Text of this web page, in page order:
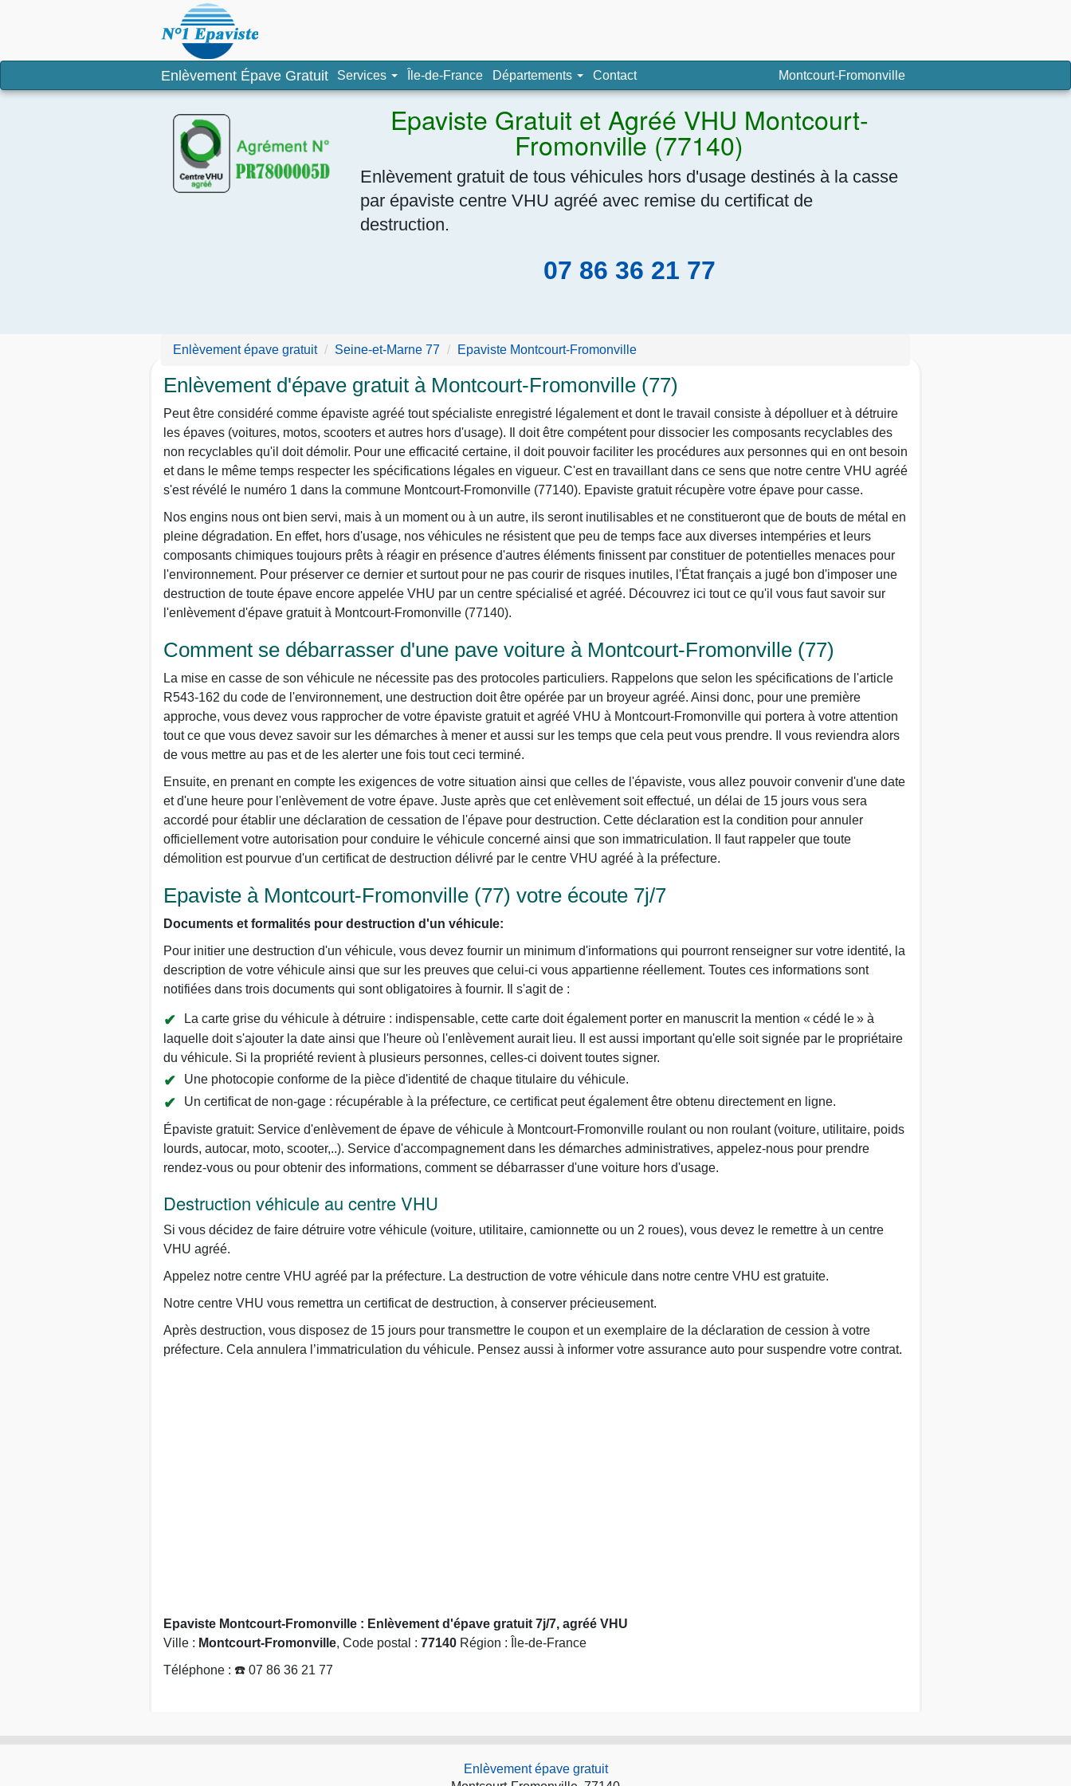
Enlèvement Épave Gratuit Services Île-de-France Départements
Navigation
Contact Montcourt-Fromonville
Epaviste Gratuit et Agréé VHU Montcourt-
Fromonville (77140)
Enlèvement gratuit de tous véhicules hors d'usage destinés à la casse
par épaviste centre VHU agréé avec remise du certificat de
destruction.
07 86 36 21 77
Enlèvement épave gratuit Seine-et-Marne 77 Epaviste Montcourt-Fromonville
Enlèvement d'épave gratuit à Montcourt-Fromonville (77)
Peut être considéré comme épaviste agréé tout spécialiste enregistré légalement et dont le travail consiste à dépolluer et à détruire
les épaves (voitures, motos, scooters et autres hors d'usage). Il doit être compétent pour dissocier les composants recyclables des
non recyclables qu'il doit démolir. Pour une efficacité certaine, il doit pouvoir faciliter les procédures aux personnes qui en ont besoin
et dans le même temps respecter les spécifications légales en vigueur. C'est en travaillant dans ce sens que notre centre VHU agréé
s'est révélé le numéro 1 dans la commune Montcourt-Fromonville (77140). Epaviste gratuit récupère votre épave pour casse.
Nos engins nous ont bien servi, mais à un moment ou à un autre, ils seront inutilisables et ne constitueront que de bouts de métal en
pleine dégradation. En effet, hors d'usage, nos véhicules ne résistent que peu de temps face aux diverses intempéries et leurs
composants chimiques toujours prêts à réagir en présence d'autres éléments finissent par constituer de potentielles menaces pour
l'environnement. Pour préserver ce dernier et surtout pour ne pas courir de risques inutiles, l'État français a jugé bon d'imposer une
destruction de toute épave encore appelée VHU par un centre spécialisé et agréé. Découvrez ici tout ce qu'il vous faut savoir sur
l'enlèvement d'épave gratuit à Montcourt-Fromonville (77140).
Comment se débarrasser d'une pave voiture à Montcourt-Fromonville (77)
La mise en casse de son véhicule ne nécessite pas des protocoles particuliers. Rappelons que selon les spécifications de l'article
R543-162 du code de l'environnement, une destruction doit être opérée par un broyeur agréé. Ainsi donc, pour une première
approche, vous devez vous rapprocher de votre épaviste gratuit et agréé VHU à Montcourt-Fromonville qui portera à votre attention
tout ce que vous devez savoir sur les démarches à mener et aussi sur les temps que cela peut vous prendre. Il vous reviendra alors
de vous mettre au pas et de les alerter une fois tout ceci terminé.
Ensuite, en prenant en compte les exigences de votre situation ainsi que celles de l'épaviste, vous allez pouvoir convenir d'une date
et d'une heure pour l'enlèvement de votre épave. Juste après que cet enlèvement soit effectué, un délai de 15 jours vous sera
accordé pour établir une déclaration de cessation de l'épave pour destruction. Cette déclaration est la condition pour annuler
officiellement votre autorisation pour conduire le véhicule concerné ainsi que son immatriculation. Il faut rappeler que toute
démolition est pourvue d'un certificat de destruction délivré par le centre VHU agréé à la préfecture.
Epaviste à Montcourt-Fromonville (77) votre écoute 7j/7
Documents et formalités pour destruction d'un véhicule:
Pour initier une destruction d'un véhicule, vous devez fournir un minimum d'informations qui pourront renseigner sur votre identité, la
description de votre véhicule ainsi que sur les preuves que celui-ci vous appartienne réellement. Toutes ces informations sont
notifiées dans trois documents qui sont obligatoires à fournir. Il s'agit de :
La carte grise du véhicule à détruire : indispensable, cette carte doit également porter en manuscrit la mention « cédé le » à
laquelle doit s'ajouter la date ainsi que l'heure où l'enlèvement aurait lieu. Il est aussi important qu'elle soit signée par le propriétaire
du véhicule. Si la propriété revient à plusieurs personnes, celles-ci doivent toutes signer.
Une photocopie conforme de la pièce d'identité de chaque titulaire du véhicule.
Un certificat de non-gage : récupérable à la préfecture, ce certificat peut également être obtenu directement en ligne.
Épaviste gratuit: Service d'enlèvement de épave de véhicule à Montcourt-Fromonville roulant ou non roulant (voiture, utilitaire, poids
lourds, autocar, moto, scooter,..). Service d'accompagnement dans les démarches administratives, appelez-nous pour prendre
rendez-vous ou pour obtenir des informations, comment se débarrasser d'une voiture hors d'usage.
Destruction véhicule au centre VHU
Si vous décidez de faire détruire votre véhicule (voiture, utilitaire, camionnette ou un 2 roues), vous devez le remettre à un centre
VHU agréé.
Appelez notre centre VHU agréé par la préfecture. La destruction de votre véhicule dans notre centre VHU est gratuite.
Notre centre VHU vous remettra un certificat de destruction, à conserver précieusement.
Après destruction, vous disposez de 15 jours pour transmettre le coupon et un exemplaire de la déclaration de cession à votre
préfecture. Cela annulera l’immatriculation du véhicule. Pensez aussi à informer votre assurance auto pour suspendre votre contrat.
Epaviste Montcourt-Fromonville : Enlèvement d'épave gratuit 7j/7, agréé VHU
Ville : Montcourt-Fromonville, Code postal : 77140 Région : Île-de-France
Téléphone : ☎️ 07 86 36 21 77
Enlèvement épave gratuit